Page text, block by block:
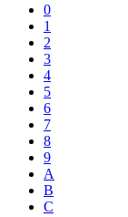
0
1
2
3
4
5
6
7
8
9
A
B
C